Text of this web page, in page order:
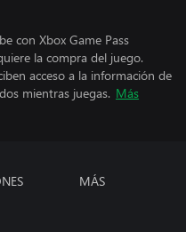
con Xbox Game Pass
la compra del juego.
acceso a la información de
mientras juegas. Más
MÁS